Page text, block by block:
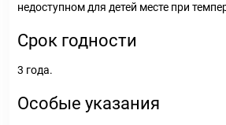
недоступном для детей месте при
Срок годности
3 года.
Особые указания